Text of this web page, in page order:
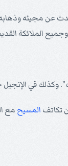
عن مجيئه
الملائكة
وكذلك في
تكاتف المسيح مع